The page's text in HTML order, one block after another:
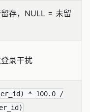
存，NULL = 未留
录干扰
user_id) * 100.0 /